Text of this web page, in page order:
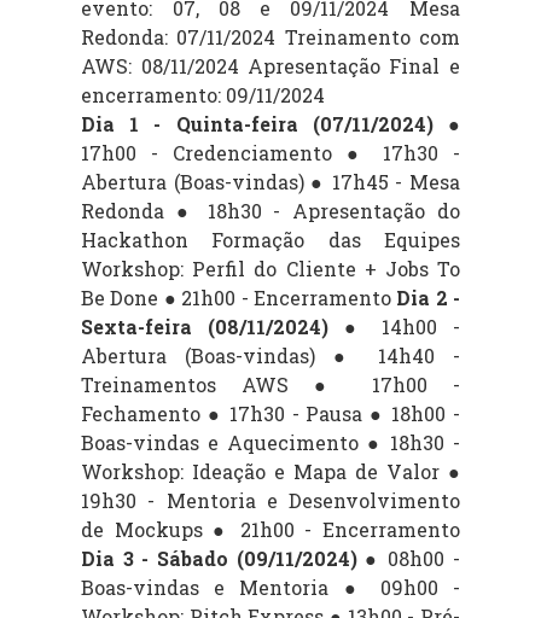
evento: 07, 08 e 09/11/2024 Mesa
Redonda: 07/11/2024 Treinamento com
AWS: 08/11/2024 Apresentação Final e
encerramento: 09/11/2024
Dia 1 - Quinta-feira (07/11/2024)●
17h00 - Credenciamento ● 17h30 -
Abertura (Boas-vindas) ● 17h45 - Mesa
Redonda ● 18h30 - Apresentação do
Hackathon Formação das Equipes
Workshop: Perfil do Cliente + Jobs To
Be Done ● 21h00 - Encerramento Dia 2 -
Sexta-feira (08/11/2024)● 14h00 -
Abertura (Boas-vindas) ● 14h40 -
Treinamentos AWS ● 17h00 -
Fechamento ● 17h30 - Pausa ● 18h00 -
Boas-vindas e Aquecimento ● 18h30 -
Workshop: Ideação e Mapa de Valor ●
19h30 - Mentoria e Desenvolvimento
de Mockups ● 21h00 - Encerramento
Dia 3 - Sábado (09/11/2024)● 08h00 -
Boas-vindas e Mentoria ● 09h00 -